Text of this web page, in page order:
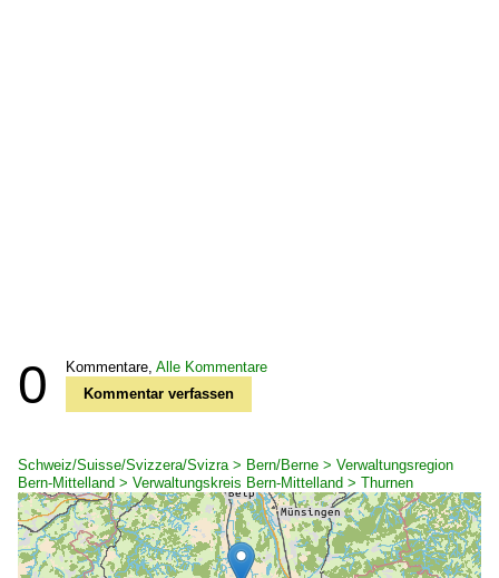
0 Kommentare, Alle Kommentare
Kommentar verfassen
Schweiz/Suisse/Svizzera/Svizra > Bern/Berne > Verwaltungsregion
Bern-Mittelland > Verwaltungskreis Bern-Mittelland > Thurnen